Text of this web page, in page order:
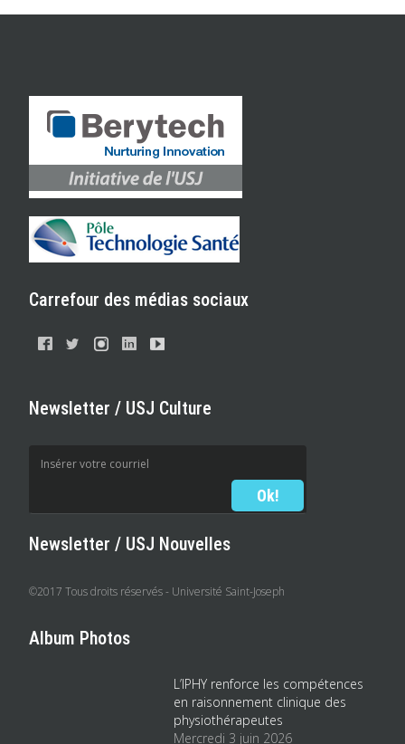
Carrefour des médias sociaux
Newsletter / USJ Culture
Newsletter / USJ Nouvelles
©2017 Tous droits réservés - Université Saint-Joseph
Album Photos
L’IPHY renforce les compétences
en raisonnement clinique des
physiothérapeutes
Mercredi 3 juin 2026